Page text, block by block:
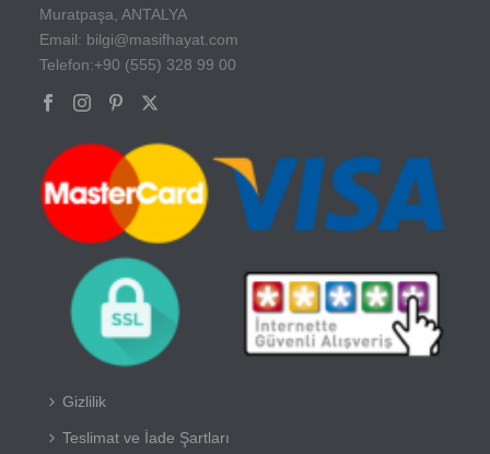
Muratpaşa, ANTALYA
Email: bilgi@masifhayat.com
Telefon:+90 (555) 328 99 00
Gizlilik
Teslimat ve İade Şartları